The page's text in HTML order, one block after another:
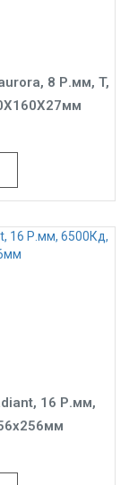
8 Р.мм, T,
16 Р.мм,